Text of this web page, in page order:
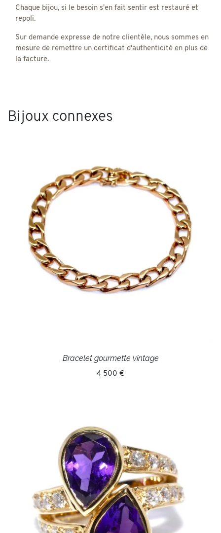
Chaque bijou, si le besoin s'en fait sentir est restauré et
repoli.
Sur demande expresse de notre clientèle, nous sommes en
mesure de remettre un certificat d'authenticité en plus de
la facture.
Bijoux connexes
Bracelet gourmette vintage
4 500 €